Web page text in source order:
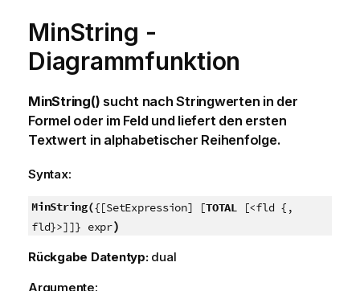
MinString -
Diagrammfunktion
MinString() sucht nach Stringwerten in der
Formel oder im Feld und liefert den ersten
Textwert in alphabetischer Reihenfolge.
Syntax:
MinString({[SetExpression] [TOTAL[<fld {,
fld}>]]} expr)
Rückgabe Datentyp: dual
Argumente: